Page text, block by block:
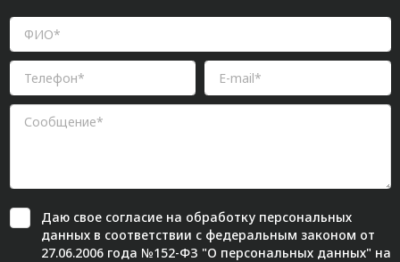
Даю свое согласиена обработку персональных
данных в соответствии с федеральным законом от
27.06.2006 года №152-ФЗ "О персональных данных" на